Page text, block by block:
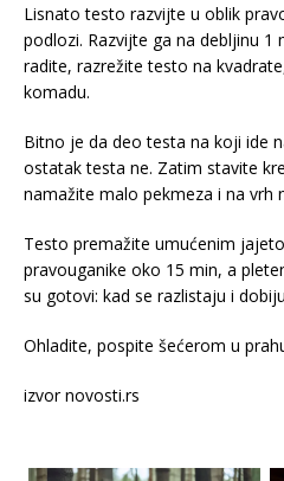
Lisnato testo razvijte u oblik
podlozi. Razvijte ga na debljinu 1
radite, razrežite testo na
komadu.
Bitno je da deo testa na koji ide
ostatak testa ne. Zatim stavite
namažite malo pekmeza i na vrh
Testo premažite umućenim
pravouganike oko 15 min, a
su gotovi: kad se razlistaju i
Ohladite, pospite šećerom u
izvor novosti.rs